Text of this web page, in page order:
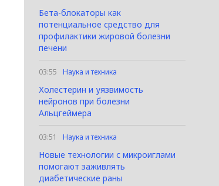
Бета-блокаторы как
потенциальное средство для
профилактики жировой болезни
печени
03:55 Наука и техника
Холестерин и уязвимость
нейронов при болезни
Альцгеймера
03:51 Наука и техника
Новые технологии с микроиглами
помогают заживлять
диабетические раны